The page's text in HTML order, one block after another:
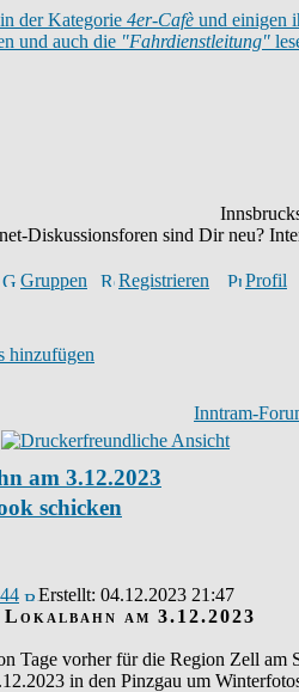
der Kategorie 4er-Cafè und einigen
und auch die "Fahrdienstleitung"
Diskussionsforen sind Dir neu?
Gruppen Registrieren Profil
hinzufügen
Inntram-
am 3.12.2023
Erstellt: 04.12.2023 21:47
am 3.12.2023
Tage vorher für die Region Zell am
in den Pinzgau um